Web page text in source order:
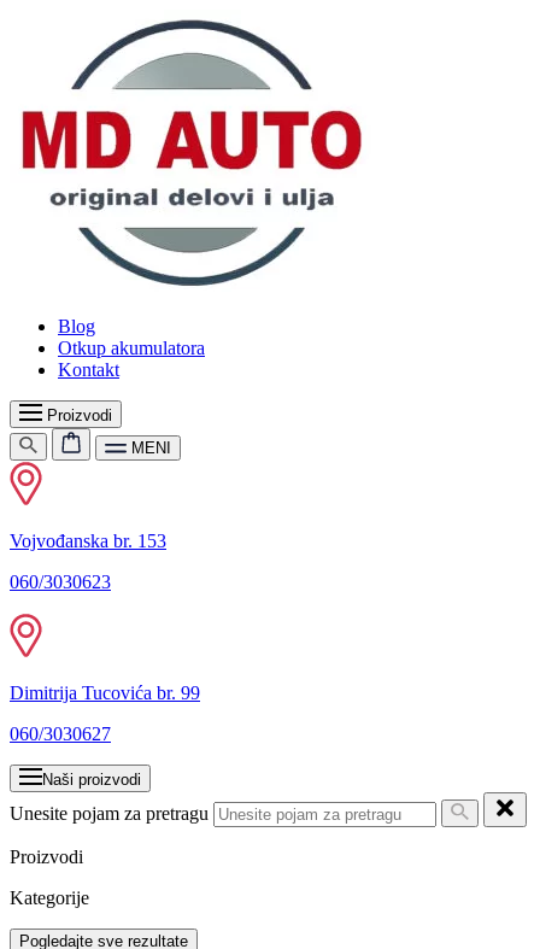
Blog
Otkup akumulatora
Kontakt
Proizvodi
MENI
Vojvođanska br. 153
060/3030623
Dimitrija Tucovića br. 99
060/3030627
Naši proizvodi
Unesite pojam za pretragu
Proizvodi
Kategorije
Pogledajte sve rezultate